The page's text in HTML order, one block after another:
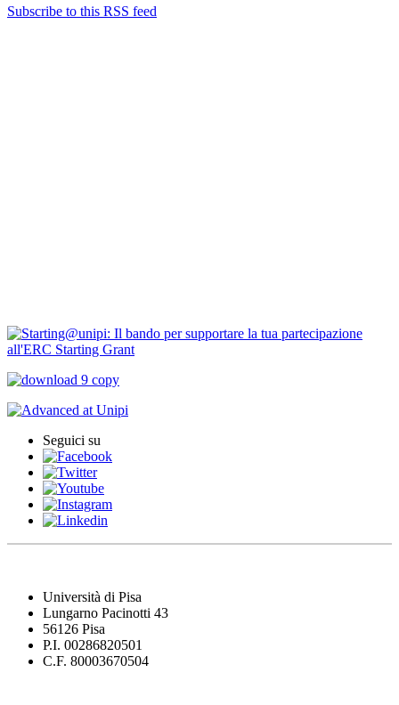
Subscribe to this RSS feed
Seguici su
Università di Pisa
Lungarno Pacinotti 43
56126 Pisa
P.I. 00286820501
C.F. 80003670504